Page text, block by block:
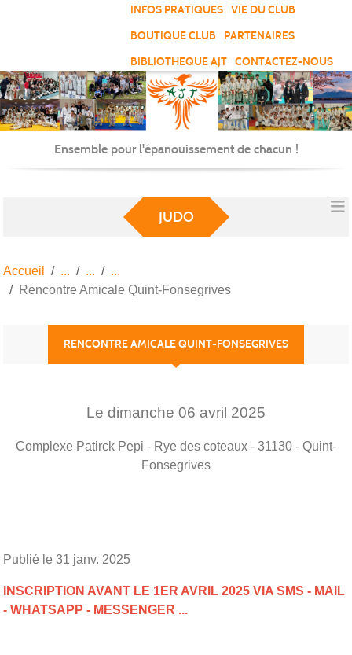
INFOS PRATIQUES
VIE DU CLUB
BOUTIQUE CLUB
PARTENAIRES
BIBLIOTHEQUE AJT
CONTACTEZ-NOUS
Ensemble pour l'épanouissement de chacun !
JUDO
Accueil
Rencontre Amicale Quint-Fonsegrives
RENCONTRE AMICALE QUINT-FONSEGRIVES
Le dimanche 06 avril 2025
Complexe Patirck Pepi - Rye des coteaux - 31130 - Quint-
Fonsegrives
Publié le 31 janv. 2025
INSCRIPTION AVANT LE 1ER AVRIL 2025 VIA SMS - MAIL
- WHATSAPP - MESSENGER ...
Panneau de gestion des cookies